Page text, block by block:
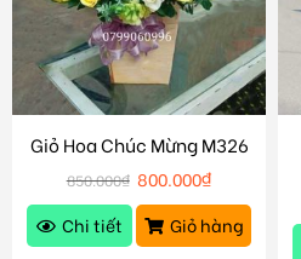
Giỏ Hoa Chúc Mừng M326
850.000₫ 800.000₫
Chi tiết
Giỏ hàng